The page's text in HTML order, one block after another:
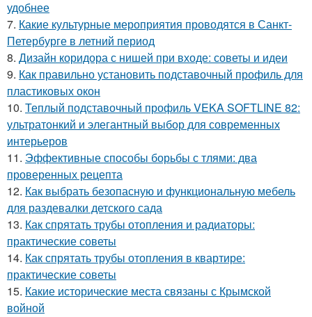
удобнее
7. Какие культурные мероприятия проводятся в Санкт-
Петербурге в летний период
8. Дизайн коридора с нишей при входе: советы и идеи
9. Как правильно установить подставочный профиль для
пластиковых окон
10. Теплый подставочный профиль VEKA SOFTLINE 82:
ультратонкий и элегантный выбор для современных
интерьеров
11. Эффективные способы борьбы с тлями: два
проверенных рецепта
12. Как выбрать безопасную и функциональную мебель
для раздевалки детского сада
13. Как спрятать трубы отопления и радиаторы:
практические советы
14. Как спрятать трубы отопления в квартире:
практические советы
15. Какие исторические места связаны с Крымской
войной